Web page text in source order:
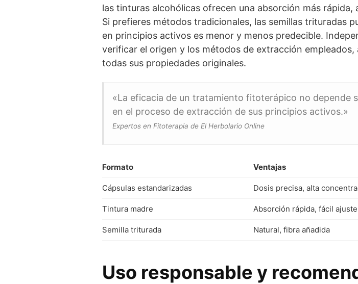
las tinturas alcohólicas ofrecen una absorción más
Si prefieres métodos tradicionales, las semillas trituradas
en principios activos es menor y menos predecible.
verificar el origen y los métodos de extracción
todas sus propiedades originales.
«La eficacia de un tratamiento fitoterápico no depende
en el proceso de extracción de sus principios activos.»
Expertos en Fitoterapia de El Herbolario Online
Formato Ventajas
Cápsulas estandarizadas Dosis precisa, alta
Tintura madre Absorción rápida, fácil ajuste
Semilla triturada Natural, fibra añadida
Uso responsable y